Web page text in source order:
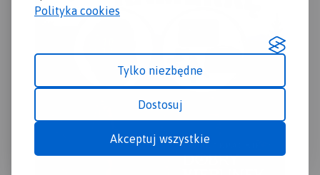
Polityka cookies
Tylko niezbędne
Dostosuj
Akceptuj wszystkie
kajakowe. Są tu też zabytki,
noclegi, muzea, punkty
widokowe, szczególnie warte
odwiedzenia miejsca
zaznaczono żółtą ramką.